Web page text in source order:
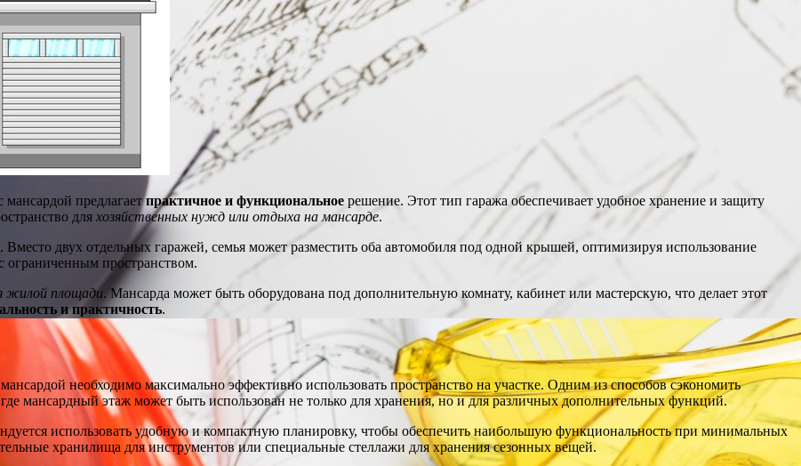
предлагаетпрактичное и функциональное решение. Этот тип гаража обеспечивает удобное хранение и защиту
для хозяйственных нужд или отдыха на мансарде.
. Вместо двух отдельных гаражей, семья может разместить оба автомобиля под одной крышей, оптимизируя использование
ограниченным пространством.
жилой площади. Мансарда может быть оборудована под дополнительную комнату, кабинет или мастерскую, что делает этот
и практичность.
необходимо максимально эффективно использовать пространство на участке. Одним из способов сэкономить
мансардный этаж может быть использован не только для хранения, но и для различных дополнительных функций.
использовать удобную и компактную планировку, чтобы обеспечить наибольшую функциональность при минимальных
хранилища для инструментов или специальные стеллажи для хранения сезонных вещей.